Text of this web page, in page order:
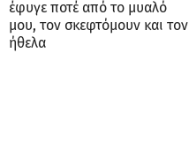
έφυγε ποτέ από το μυαλό
μου, τον σκεφτόμουν και τον
ήθελα